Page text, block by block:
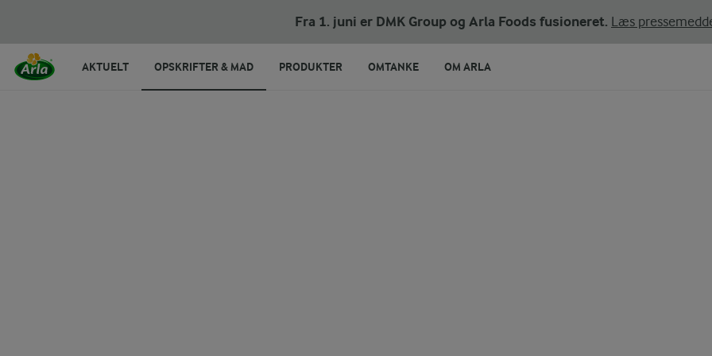
Fra 1. juni er DMK Group og Arla Foods fusioneret. Læs
AKTUELT OPSKRIFTER & MAD PRODUKTER OMTANKE OM ARLA